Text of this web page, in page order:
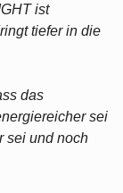
ist
tiefer in die
das
sei
sei und noch